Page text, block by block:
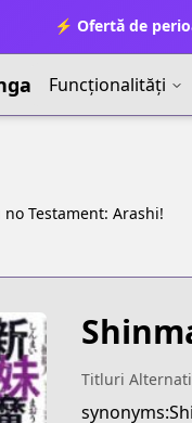
⚡ Ofertă de
Funcționalități
Testament: Arashi!
Titluri